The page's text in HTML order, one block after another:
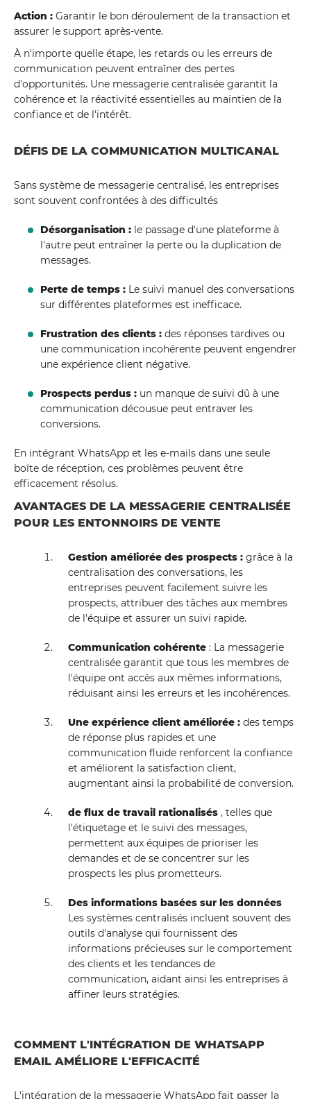
Action : Garantir le bon déroulement de la transaction et
assurer le support après-vente.
À n'importe quelle étape, les retards ou les erreurs de
communication peuvent entraîner des pertes
d'opportunités. Une messagerie centralisée garantit la
cohérence et la réactivité essentielles au maintien de la
confiance et de l'intérêt.
DÉFIS DE LA COMMUNICATION MULTICANAL
Sans système de messagerie centralisé, les entreprises
sont souvent confrontées à des difficultés
Désorganisation : le passage d'une plateforme à
l'autre peut entraîner la perte ou la duplication de
messages.
Perte de temps : Le suivi manuel des conversations
sur différentes plateformes est inefficace.
Frustration des clients : des réponses tardives ou
une communication incohérente peuvent engendrer
une expérience client négative.
Prospects perdus : un manque de suivi dû à une
communication décousue peut entraver les
conversions.
En intégrant WhatsApp et les e-mails dans une seule
boîte de réception, ces problèmes peuvent être
efficacement résolus.
AVANTAGES DE LA MESSAGERIE CENTRALISÉE
POUR LES ENTONNOIRS DE VENTE
Gestion améliorée des prospects : grâce à la
centralisation des conversations, les
entreprises peuvent facilement suivre les
prospects, attribuer des tâches aux membres
de l'équipe et assurer un suivi rapide.
Communication cohérente : La messagerie
centralisée garantit que tous les membres de
l'équipe ont accès aux mêmes informations,
réduisant ainsi les erreurs et les incohérences.
Une expérience client améliorée : des temps
de réponse plus rapides et une
communication fluide renforcent la confiance
et améliorent la satisfaction client,
augmentant ainsi la probabilité de conversion.
de flux de travail rationalisés , telles que
l'étiquetage et le suivi des messages,
permettent aux équipes de prioriser les
demandes et de se concentrer sur les
prospects les plus prometteurs.
Des informations basées sur les données
Les systèmes centralisés incluent souvent des
outils d'analyse qui fournissent des
informations précieuses sur le comportement
des clients et les tendances de
communication, aidant ainsi les entreprises à
affiner leurs stratégies.
COMMENT L'INTÉGRATION DE WHATSAPP
EMAIL AMÉLIORE L'EFFICACITÉ
L'intégration de la messagerie WhatsApp fait passer la